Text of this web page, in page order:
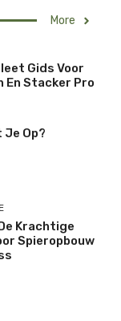
More
Gids Voor
En Stacker Pro
Je Op?
Krachtige
Spieropbouw